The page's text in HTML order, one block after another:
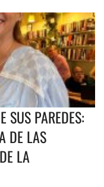
SUS PAREDES:
DE LAS
LA